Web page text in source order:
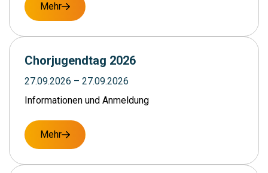
Mehr
Chorjugendtag 2026
27.09.2026 – 27.09.2026
Informationen und Anmeldung
Mehr